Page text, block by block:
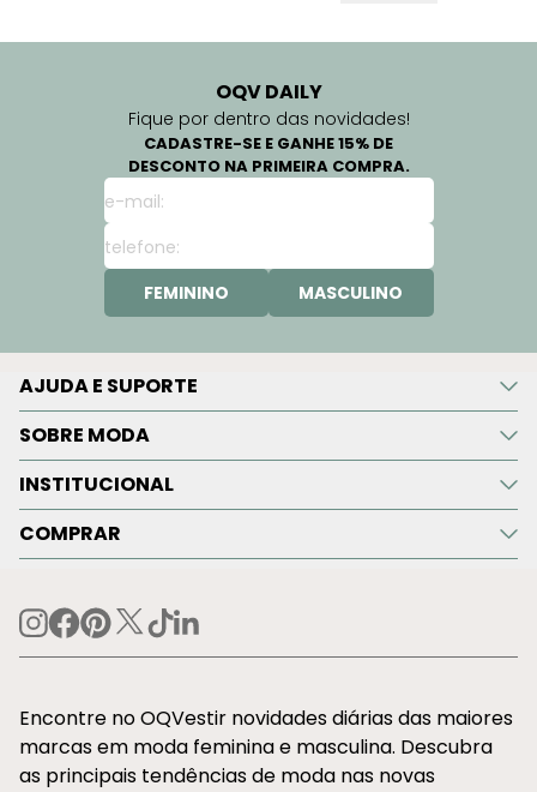
OQV DAILY
Fique por dentro das novidades!
CADASTRE-SE E GANHE 15% DE
DESCONTO NA PRIMEIRA COMPRA.
FEMININO MASCULINO
AJUDA E SUPORTE
SOBRE MODA
INSTITUCIONAL
COMPRAR
Encontre no OQVestir novidades diárias das maiores
marcas em moda feminina e masculina. Descubra
as principais tendências de moda nas novas